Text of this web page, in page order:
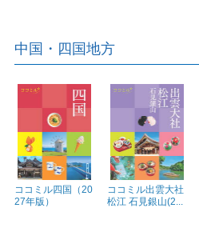
中国・四国地方
ココミル四国（20
27年版）
ココミル出雲大社
松江 石見銀山(2...